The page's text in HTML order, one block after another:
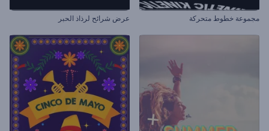
مجموعة خطوط متحركة عرض شرائح لرذاذ الحبر